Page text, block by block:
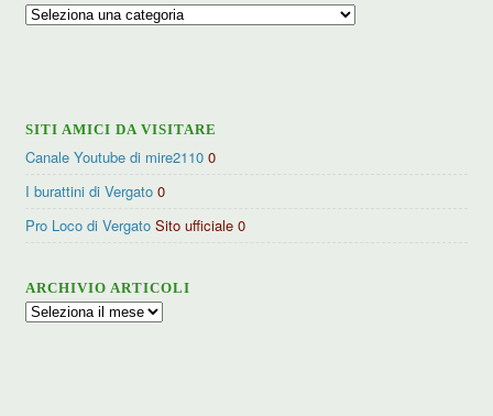
Ricerca
SITI AMICI DA VISITARE
Canale Youtube di mire2110 0
I burattini di Vergato 0
Pro Loco di Vergato Sito ufficiale 0
ARCHIVIO ARTICOLI
Archivio